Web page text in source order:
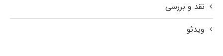
نقد و بررسی
ویدئو